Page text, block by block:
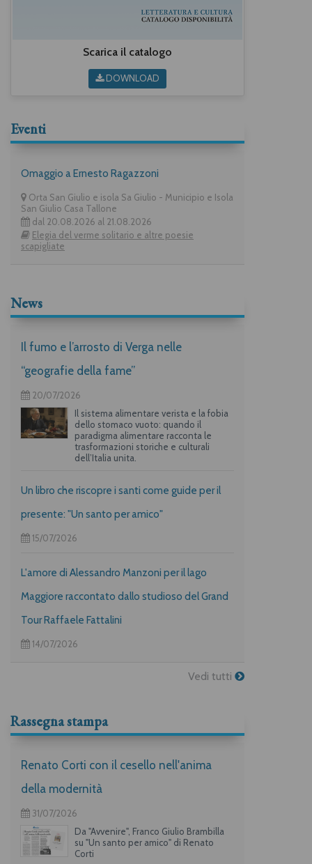
Scarica il catalogo
DOWNLOAD
Eventi
Omaggio a Ernesto Ragazzoni
Orta San Giulio e isola Sa Giulio - Municipio e Isola
San Giulio Casa Tallone
dal 20.08.2026 al 21.08.2026
Elegia del verme solitario e altre poesie
scapigliate
News
Il fumo e l’arrosto di Verga nelle
“geografie della fame”
20/07/2026
Il sistema alimentare verista e la fobia
dello stomaco vuoto: quando il
paradigma alimentare racconta le
trasformazioni storiche e culturali
dell’Italia unita.
Un libro che riscopre i santi come guide per il
presente: "Un santo per amico"
15/07/2026
L'amore di Alessandro Manzoni per il lago
Maggiore raccontato dallo studioso del Grand
Tour Raffaele Fattalini
14/07/2026
Vedi tutti
Rassegna stampa
Renato Corti con il cesello nell'anima
della modernità
31/07/2026
Da "Avvenire", Franco Giulio Brambilla
su "Un santo per amico" di Renato
Corti